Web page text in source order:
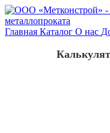
Главная Каталог О нас